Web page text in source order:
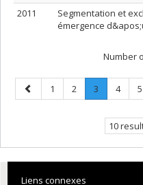
2011
Segmentation et
émergence
Number
Previous
page
Page
1 Page
2 Page
3
Current
Page
4 5
10
Liens connexes